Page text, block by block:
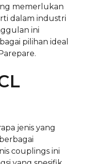
memerlukan
dalam industri
ini
pilihan ideal
jenis yang
couplings ini